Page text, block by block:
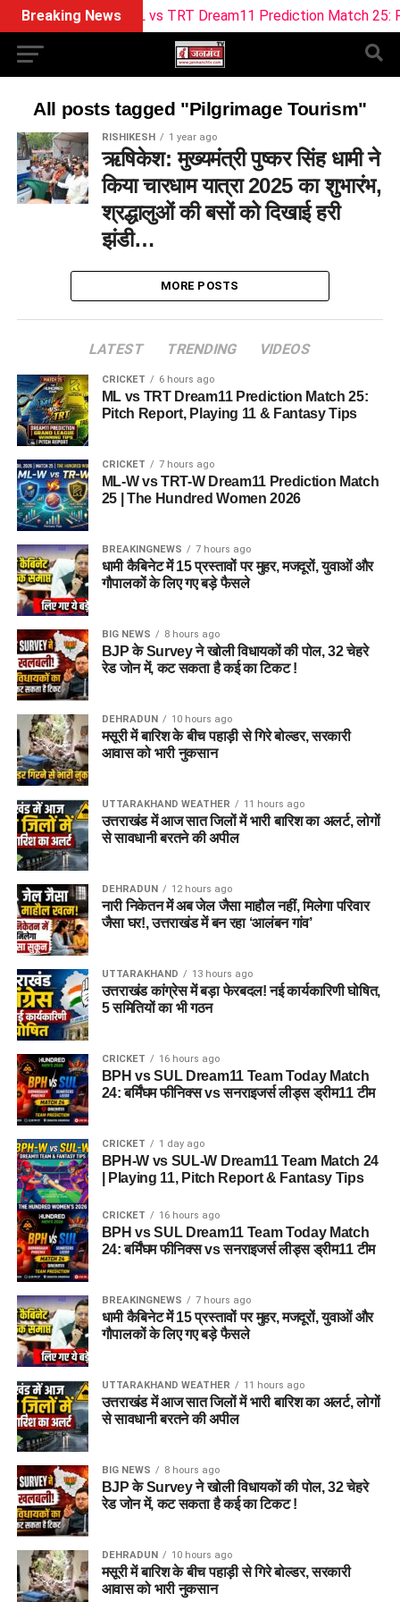
Breaking NewsML vs TRT Dream11 Prediction Match 25:
All posts tagged "Pilgrimage Tourism"
RISHIKESH 1 year ago
ऋषिकेश: मुख्यमंत्री पुष्कर सिंह धामी ने
किया चारधाम यात्रा 2025 का शुभारंभ,
श्रद्धालुओं की बसों को दिखाई हरी
झंडी…
MORE POSTS
LATEST TRENDING VIDEOS
CRICKET 6 hours ago
ML vs TRT Dream11 Prediction Match 25:
Pitch Report, Playing 11 & Fantasy Tips
CRICKET 7 hours ago
ML-W vs TRT-W Dream11 Prediction Match
25 | The Hundred Women 2026
BREAKINGNEWS 7 hours ago
धामी कैबिनेट में 15 प्रस्तावों पर मुहर, मजदूरों, युवाओं और
गौपालकों के लिए गए बड़े फैसले
BIG NEWS 8 hours ago
BJP के Survey ने खोली विधायकों की पोल, 32 चेहरे
रेड जोन में, कट सकता है कई का टिकट !
DEHRADUN 10 hours ago
मसूरी में बारिश के बीच पहाड़ी से गिरे बोल्डर, सरकारी
आवास को भारी नुकसान
UTTARAKHAND WEATHER 11 hours ago
उत्तराखंड में आज सात जिलों में भारी बारिश का अलर्ट, लोगों
से सावधानी बरतने की अपील
DEHRADUN 12 hours ago
नारी निकेतन में अब जेल जैसा माहौल नहीं, मिलेगा परिवार
जैसा घर!, उत्तराखंड में बन रहा ‘आलंबन गांव’
UTTARAKHAND 13 hours ago
उत्तराखंड कांग्रेस में बड़ा फेरबदल! नई कार्यकारिणी घोषित,
5 समितियों का भी गठन
CRICKET 16 hours ago
BPH vs SUL Dream11 Team Today Match
24: बर्मिंघम फीनिक्स vs सनराइजर्स लीड्स ड्रीम11 टीम
CRICKET 1 day ago
BPH-W vs SUL-W Dream11 Team Match 24
| Playing 11, Pitch Report & Fantasy Tips
CRICKET 16 hours ago
BPH vs SUL Dream11 Team Today Match
24: बर्मिंघम फीनिक्स vs सनराइजर्स लीड्स ड्रीम11 टीम
BREAKINGNEWS 7 hours ago
धामी कैबिनेट में 15 प्रस्तावों पर मुहर, मजदूरों, युवाओं और
गौपालकों के लिए गए बड़े फैसले
UTTARAKHAND WEATHER 11 hours ago
उत्तराखंड में आज सात जिलों में भारी बारिश का अलर्ट, लोगों
से सावधानी बरतने की अपील
BIG NEWS 8 hours ago
BJP के Survey ने खोली विधायकों की पोल, 32 चेहरे
रेड जोन में, कट सकता है कई का टिकट !
DEHRADUN 10 hours ago
मसूरी में बारिश के बीच पहाड़ी से गिरे बोल्डर, सरकारी
आवास को भारी नुकसान